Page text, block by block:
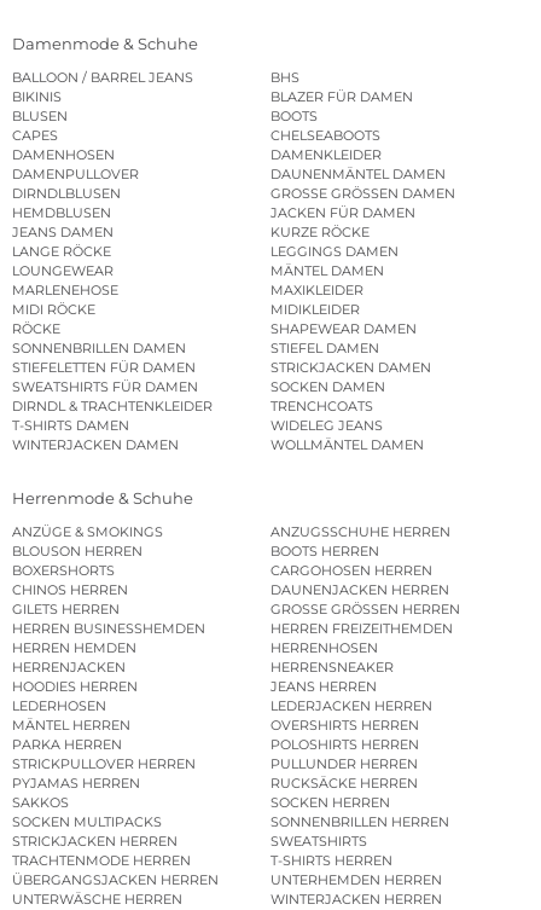
Damenmode & Schuhe
BALLOON / BARREL JEANS
BHS
BIKINIS
BLAZER FÜR DAMEN
BLUSEN
BOOTS
CAPES
CHELSEABOOTS
DAMENHOSEN
DAMENKLEIDER
DAMENPULLOVER
DAUNENMÄNTEL DAMEN
DIRNDLBLUSEN
GROSSE GRÖSSEN DAMEN
HEMDBLUSEN
JACKEN FÜR DAMEN
JEANS DAMEN
KURZE RÖCKE
LANGE RÖCKE
LEGGINGS DAMEN
LOUNGEWEAR
MÄNTEL DAMEN
MARLENEHOSE
MAXIKLEIDER
MIDI RÖCKE
MIDIKLEIDER
RÖCKE
SHAPEWEAR DAMEN
SONNENBRILLEN DAMEN
STIEFEL DAMEN
STIEFELETTEN FÜR DAMEN
STRICKJACKEN DAMEN
SWEATSHIRTS FÜR DAMEN
SOCKEN DAMEN
DIRNDL & TRACHTENKLEIDER
TRENCHCOATS
T-SHIRTS DAMEN
WIDELEG JEANS
WINTERJACKEN DAMEN
WOLLMÄNTEL DAMEN
Herrenmode & Schuhe
ANZÜGE & SMOKINGS
ANZUGSSCHUHE HERREN
BLOUSON HERREN
BOOTS HERREN
BOXERSHORTS
CARGOHOSEN HERREN
CHINOS HERREN
DAUNENJACKEN HERREN
GILETS HERREN
GROSSE GRÖSSEN HERREN
HERREN BUSINESSHEMDEN
HERREN FREIZEITHEMDEN
HERREN HEMDEN
HERRENHOSEN
HERRENJACKEN
HERRENSNEAKER
HOODIES HERREN
JEANS HERREN
LEDERHOSEN
LEDERJACKEN HERREN
MÄNTEL HERREN
OVERSHIRTS HERREN
PARKA HERREN
POLOSHIRTS HERREN
STRICKPULLOVER HERREN
PULLUNDER HERREN
PYJAMAS HERREN
RUCKSÄCKE HERREN
SAKKOS
SOCKEN HERREN
SOCKEN MULTIPACKS
SONNENBRILLEN HERREN
STRICKJACKEN HERREN
SWEATSHIRTS
TRACHTENMODE HERREN
T-SHIRTS HERREN
ÜBERGANGSJACKEN HERREN
UNTERHEMDEN HERREN
UNTERWÄSCHE HERREN
WINTERJACKEN HERREN